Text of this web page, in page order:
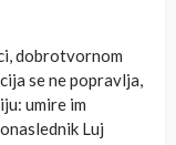
dobrotvornom
se ne popravlja,
umire im
Luj